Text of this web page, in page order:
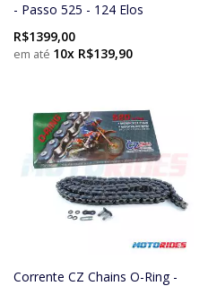
- Passo 525 - 124 Elos
R$1399,00
10x R$139,90
Corrente CZ Chains O-Ring -